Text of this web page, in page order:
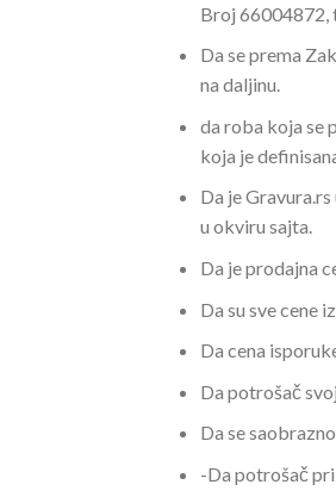
Broj 66004872,
Da se prema
na daljinu.
da roba koja se
koja je
Da je
u okviru sajta.
Da je prodajna
Da su sve cene
Da cena
Da potrošač
Da se
-Da potrošač